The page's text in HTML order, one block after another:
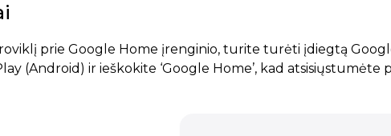
prie Google Home įrenginio, turite turėti įdiegtą
(Android) ir ieškokite ‘Google Home’, kad atsisiųstumėte